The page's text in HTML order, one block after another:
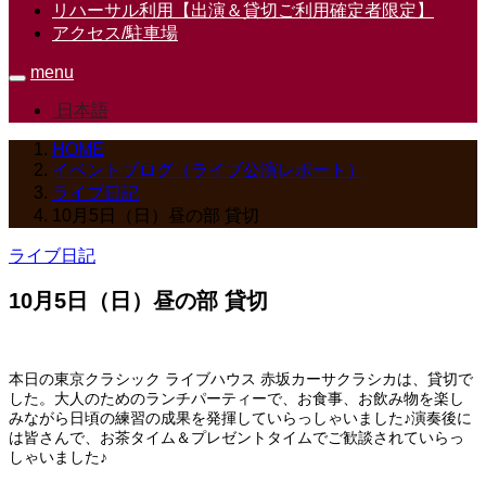
リハーサル利用【出演＆貸切ご利用確定者限定】
アクセス/駐車場
menu
日本語
HOME
イベントブログ（ライブ公演レポート）
ライブ日記
10月5日（日）昼の部 貸切
ライブ日記
10月5日（日）昼の部 貸切
本日の東京クラシック ライブハウス 赤坂カーサクラシカは、貸切で
した。大人のためのランチパーティーで、お食事、お飲み物を楽し
みながら日頃の練習の成果を発揮していらっしゃいました♪演奏後に
は皆さんで、お茶タイム＆プレゼントタイムでご歓談されていらっ
しゃいました♪